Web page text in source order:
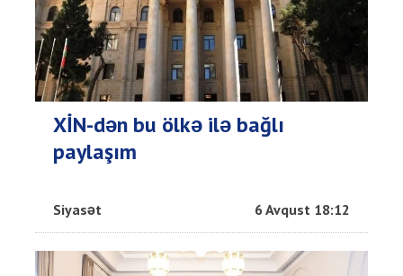
XİN-dən bu ölkə ilə bağlı
paylaşım
Siyasət 6 Avqust 18:12